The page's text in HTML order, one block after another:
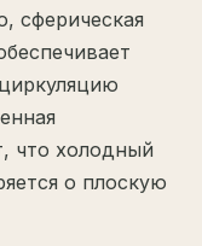
сферическая
что холодный
о плоскую